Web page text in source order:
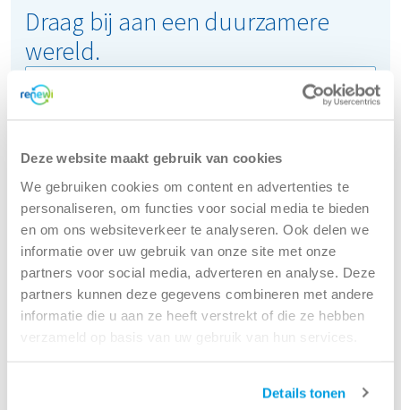
Deze website maakt gebruik van cookies
We gebruiken cookies om content en advertenties te
personaliseren, om functies voor social media te bieden
en om ons websiteverkeer te analyseren. Ook delen we
informatie over uw gebruik van onze site met onze
partners voor social media, adverteren en analyse. Deze
partners kunnen deze gegevens combineren met andere
informatie die u aan ze heeft verstrekt of die ze hebben
verzameld op basis van uw gebruik van hun services.
Details tonen
Draag bij aan een duurzamere
wereld.
Werkgebied
Administratie (1)
Asset Management (1)
Business Development, CI & Sustainability (2)
Chauffeur (48)
Chauffeur In opleiding (1)